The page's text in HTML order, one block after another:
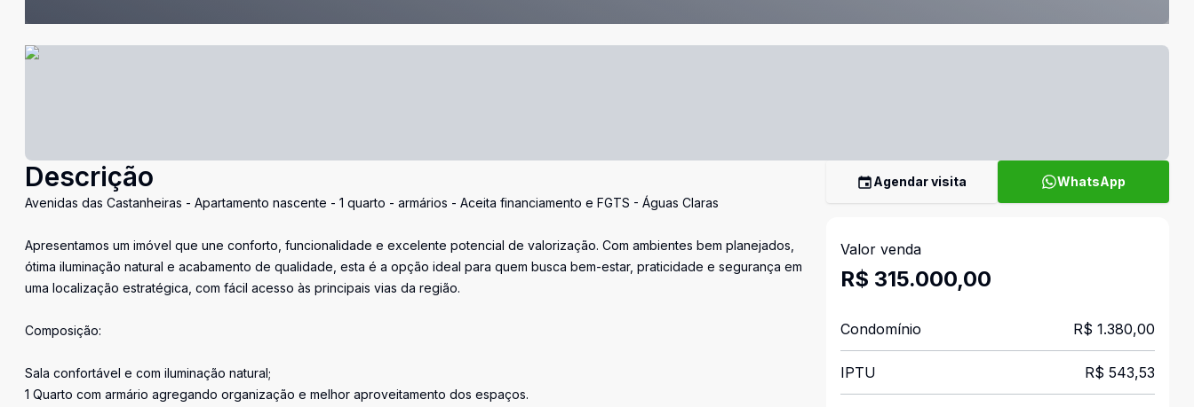
Descrição
Avenidas das Castanheiras - Apartamento nascente - 1 quarto - armários - Aceita financiamento e FGTS - Águas Claras
Apresentamos um imóvel que une conforto, funcionalidade e excelente potencial de valorização. Com ambientes bem planejados,
ótima iluminação natural e acabamento de qualidade, esta é a opção ideal para quem busca bem-estar, praticidade e segurança em
uma localização estratégica, com fácil acesso às principais vias da região.
Composição:
Sala confortável e com iluminação natural;
1 Quarto com armário agregando organização e melhor aproveitamento dos espaços.
Agendar visita WhatsApp
Valor venda
R$ 315.000,00
Condomínio R$ 1.380,00
IPTU R$ 543,53